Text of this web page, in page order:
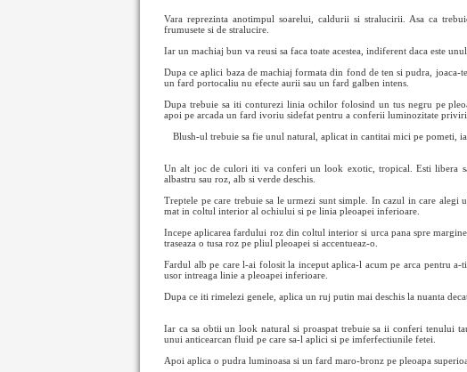
Vara reprezinta anotimpul soarelui, caldurii si stralucirii. Asa ca
frumusete si de stralucire.
Iar un machiaj bun va reusi sa faca toate acestea, indiferent daca este
Dupa ce aplici baza de machiaj formata din fond de ten si pudra,
un fard portocaliu nu efecte aurii sau un fard galben intens.
Dupa trebuie sa iti conturezi linia ochilor folosind un tus negru pe
apoi pe arcada un fard ivoriu sidefat pentru a conferii luminozitate
Blush-ul trebuie sa fie unul natural, aplicat in cantitai mici pe pometi,
Un alt joc de culori iti va conferi un look exotic, tropical. Esti libera
albastru sau roz, alb si verde deschis.
Treptele pe care trebuie sa le urmezi sunt simple. In cazul in care
mat in coltul interior al ochiului si pe linia pleoapei inferioare.
Incepe aplicarea fardului roz din coltul interior si urca pana spre
traseaza o tusa roz pe pliul pleoapei si accentueaz-o.
Fardul alb pe care l-ai folosit la inceput aplica-l acum pe arca pentru
usor intreaga linie a pleoapei inferioare.
Dupa ce iti rimelezi genele, aplica un ruj putin mai deschis la nuanta
Iar ca sa obtii un look natural si proaspat trebuie sa ii conferi tenului
unui anticearcan fluid pe care sa-l aplici si pe imferfectiunile fetei.
Apoi aplica o pudra luminoasa si un fard maro-bronz pe pleoapa